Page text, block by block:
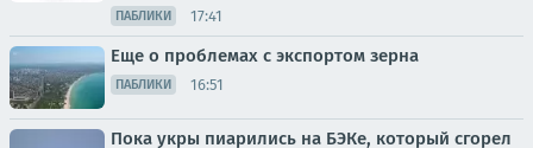
ПАБЛИКИ 17:41
Еще о проблемах с экспортом зерна
ПАБЛИКИ 16:51
Пока укры пиарились на БЭКе, который сгорел